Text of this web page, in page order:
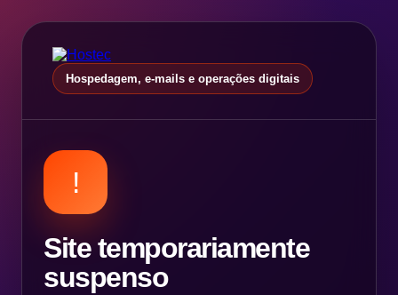
Hospedagem, e-mails e operações digitais
!
Site temporariamente
suspenso